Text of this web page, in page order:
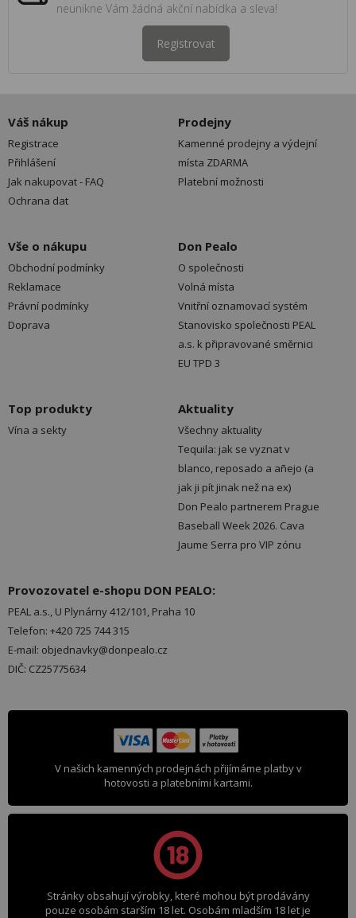
neunikne Vám žádná akční nabídka a sleva!
Registrovat
Váš nákup
Registrace
Přihlášení
Jak nakupovat - FAQ
Ochrana dat
Prodejny
Kamenné prodejny a výdejní
místa ZDARMA
Platební možnosti
Vše o nákupu
Obchodní podmínky
Reklamace
Právní podmínky
Doprava
Don Pealo
O společnosti
Volná místa
Vnitřní oznamovací systém
Stanovisko společnosti PEAL
a.s. k připravované směrnici
EU TPD 3
Top produkty
Vína a sekty
Aktuality
Všechny aktuality
Tequila: jak se vyznat v
blanco, reposado a añejo (a
jak ji pít jinak než na ex)
Don Pealo partnerem Prague
Baseball Week 2026. Cava
Jaume Serra pro VIP zónu
Provozovatel e-shopu DON PEALO:
PEAL a.s., U Plynárny 412/101, Praha 10
Telefon: +420 725 744 315
E-mail: objednavky@donpealo.cz
DIČ: CZ25775634
V našich kamenných prodejnách přijímáme platby v
hotovosti a platebními kartami.
Stránky obsahují výrobky, které mohou být prodávány
pouze osobám starším 18 let. Osobám mladším 18 let je